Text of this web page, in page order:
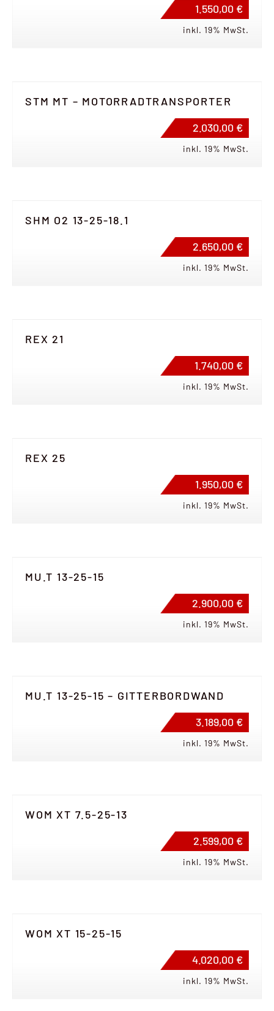
1.550,00 €
inkl. 19% MwSt.
STM MT – MOTORRADTRANSPORTER
2.030,00 €
inkl. 19% MwSt.
SHM O2 13-25-18.1
2.650,00 €
inkl. 19% MwSt.
REX 21
1.740,00 €
inkl. 19% MwSt.
REX 25
1.950,00 €
inkl. 19% MwSt.
MU.T 13-25-15
2.900,00 €
inkl. 19% MwSt.
MU.T 13-25-15 – GITTERBORDWAND
3.189,00 €
inkl. 19% MwSt.
WOM XT 7.5-25-13
2.599,00 €
inkl. 19% MwSt.
WOM XT 15-25-15
4.020,00 €
inkl. 19% MwSt.